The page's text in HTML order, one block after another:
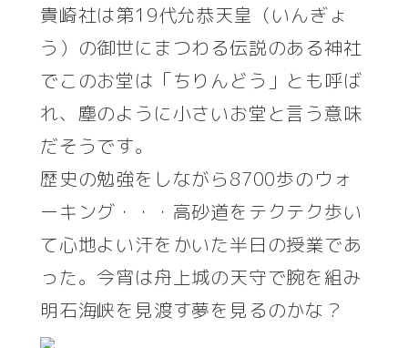
貴崎社は第19代允恭天皇（いんぎょ
う）の御世にまつわる伝説のある神社
でこのお堂は「ちりんどう」とも呼ば
れ、塵のように小さいお堂と言う意味
だそうです。
歴史の勉強をしながら8700歩のウォ
ーキング・・・高砂道をテクテク歩い
て心地よい汗をかいた半日の授業であ
った。今宵は舟上城の天守で腕を組み
明石海峡を見渡す夢を見るのかな？